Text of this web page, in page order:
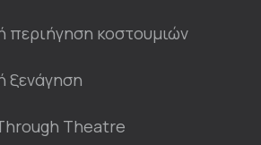
περιήγηση κοστουμιών
ξενάγηση
Theatre